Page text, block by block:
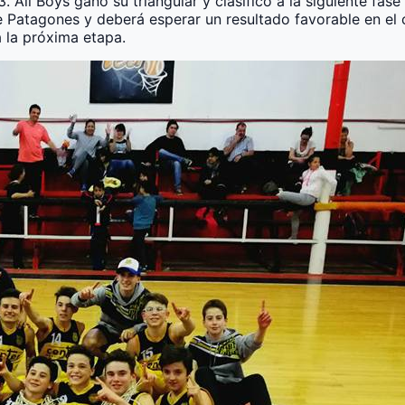
y deberá esperar un resultado favorable en
la próxima etapa.